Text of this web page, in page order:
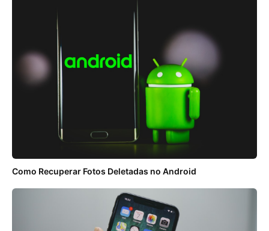
Como Recuperar Fotos Deletadas no Android